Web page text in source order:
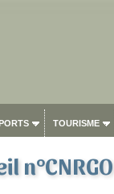
TOURISME